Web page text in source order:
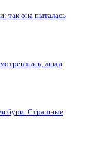
так она пыталась
люди
бури. Страшные